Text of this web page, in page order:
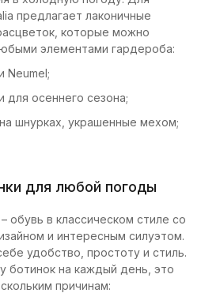
предлагает лаконичные
которые можно
элементами гардероба:
Neumel;
для осеннего сезона;
шнурках, украшенные мехом;
для любой погоды
обувь в классическом стиле со
и интересным силуэтом.
удобство, простоту и стиль.
ботинок на каждый день, это
причинам: